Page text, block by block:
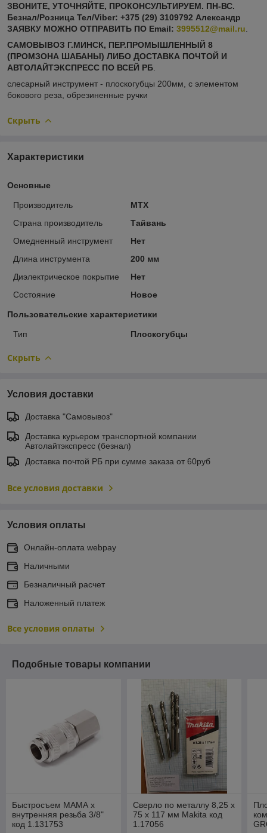
ЗВОНИТЕ, УТОЧНЯЙТЕ, ПРОКОНСУЛЬТИРУЕМ. ПН-ВС.
Безнал/Розница Тел/Viber: +375 (29) 3109792 Александр
ЗАЯВКУ МОЖНО ОТПРАВИТЬ ПО Email: 3995512@mail.ru
САМОВЫВОЗ Г.МИНСК, ПЕР.ПРОМЫШЛЕННЫЙ 8
(ПРОМЗОНА ШАБАНЫ) ЛИБО ДОСТАВКА ПОЧТОЙ И
АВТОЛАЙТЭКСПРЕСС ПО ВСЕЙ РБ
слесарный инструмент - плоскогубцы 200мм, с элементом
бокового реза, обрезиненные ручки
Скрыть
Характеристики
Основные
Производитель
MTX
Страна производитель
Тайвань
Омедненный инструмент
Нет
Длина инструмента
200 мм
Диэлектрическое покрытие
Нет
Состояние
Новое
Пользовательские характеристики
Тип Плоскогубцы
Скрыть
Условия доставки
Доставка "Самовывоз"
Доставка курьером транспортной компании
Автолайтэкспресс (безнал)
Доставка почтой РБ при сумме заказа от 60руб
Все условия доставки
Условия оплаты
Онлайн-оплата webpay
Наличными
Безналичный расчет
Наложенный платеж
Все условия оплаты
Подобные товары компании
Быстросъем МАМА х
внутренняя резьба 3/8"
код 1.131753
Сверло по металлу 8,25 х
75 х 117 мм Makita код
1.17056